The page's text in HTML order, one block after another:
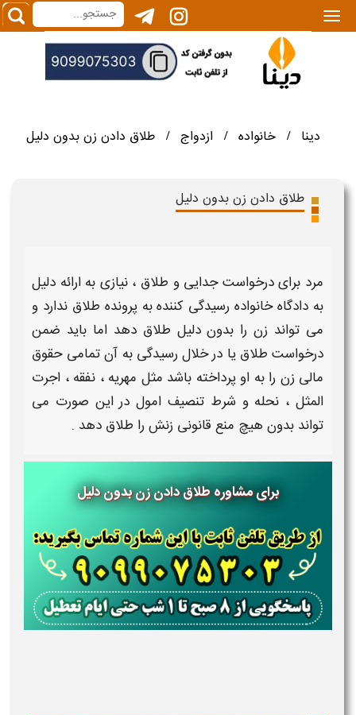
|||
دینا / خانواده / ازدواج / طلاق دادن زن بدون دلیل
طلاق دادن زن بدون دلیل
مرد برای درخواست جدایی و طلاق ، نیازی به ارائه دلیل
به دادگاه خانواده رسیدگی کننده به پرونده طلاق ندارد و
می تواند زنرا بدون دلیل طلاق دهد اما باید ضمن
درخواست طلاق یا در خلال رسیدگی به آن تمامی حقوق
مالی زن را به او پرداخته باشد مثل مهریه ، نفقه ، اجرت
المثل ، نحله و شرط تنصیف امول در این صورت می
تواند بدون هیچ منع قانونی زنش را طلاق دهد .
برای مشاوره طلاق دادن زن بدون دلیل